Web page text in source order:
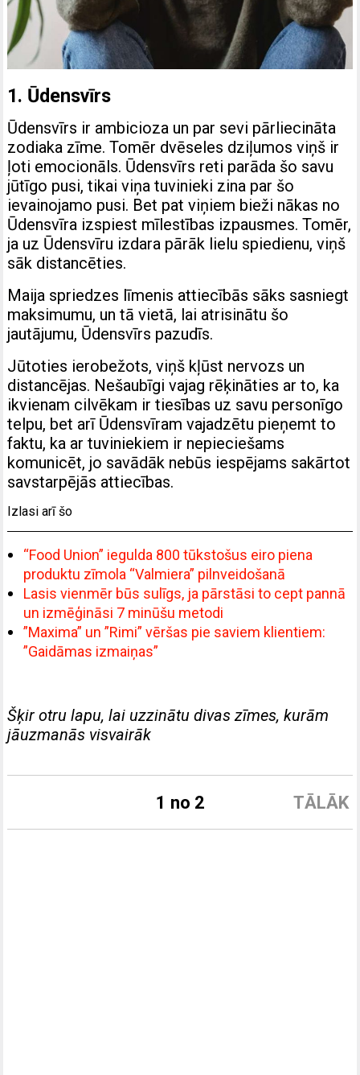
1. Ūdensvīrs
Ūdensvīrs ir ambicioza un par sevi pārliecināta
zodiaka zīme. Tomēr dvēseles dziļumos viņš ir
ļoti emocionāls. Ūdensvīrs reti parāda šo savu
jūtīgo pusi, tikai viņa tuvinieki zina par šo
ievainojamo pusi. Bet pat viņiem bieži nākas no
Ūdensvīra izspiest mīlestības izpausmes. Tomēr,
ja uz Ūdensvīru izdara pārāk lielu spiedienu, viņš
sāk distancēties.
Maija spriedzes līmenis attiecībās sāks sasniegt
maksimumu, un tā vietā, lai atrisinātu šo
jautājumu, Ūdensvīrs pazudīs.
Jūtoties ierobežots, viņš kļūst nervozs un
distancējas. Nešaubīgi vajag rēķināties ar to, ka
ikvienam cilvēkam ir tiesības uz savu personīgo
telpu, bet arī Ūdensvīram vajadzētu pieņemt to
faktu, ka ar tuviniekiem ir nepieciešams
komunicēt, jo savādāk nebūs iespējams sakārtot
savstarpējās attiecības.
Izlasi arī šo
“Food Union” iegulda 800 tūkstošus eiro piena
produktu zīmola “Valmiera” pilnveidošanā
Lasis vienmēr būs sulīgs, ja pārstāsi to cept pannā
un izmēģināsi 7 minūšu metodi
”Maxima” un ”Rimi” vēršas pie saviem klientiem:
”Gaidāmas izmaiņas”
Šķir otru lapu, lai uzzinātu divas zīmes, kurām
jāuzmanās visvairāk
TĀLĀK
1 no 2